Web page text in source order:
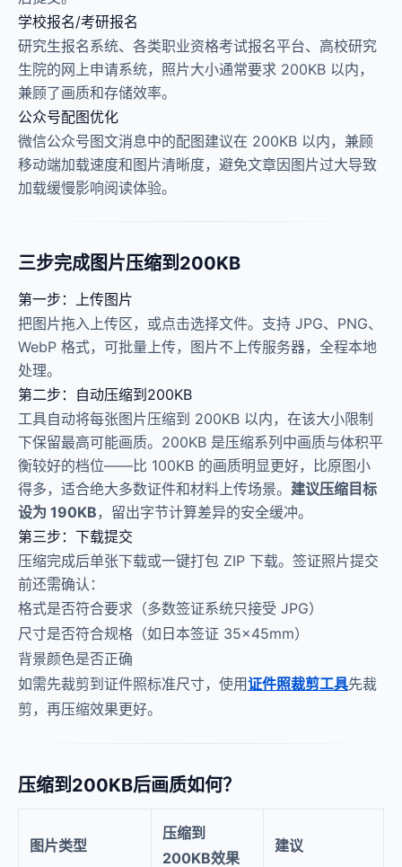
学校报名/考研报名
研究生报名系统、各类职业资格考试报名平台、高校研究
生院的网上申请系统，照片大小通常要求 200KB 以内，
兼顾了画质和存储效率。
公众号配图优化
微信公众号图文消息中的配图建议在 200KB 以内，兼顾
移动端加载速度和图片清晰度，避免文章因图片过大导致
加载缓慢影响阅读体验。
三步完成图片压缩到200KB
第一步：上传图片
把图片拖入上传区，或点击选择文件。支持 JPG、PNG、
WebP 格式，可批量上传，图片不上传服务器，全程本地
处理。
第二步：自动压缩到200KB
工具自动将每张图片压缩到 200KB 以内，在该大小限制
下保留最高可能画质。200KB 是压缩系列中画质与体积平
衡较好的档位——比 100KB 的画质明显更好，比原图小
得多，适合绝大多数证件和材料上传场景。 建议压缩目标
设为 190KB，留出字节计算差异的安全缓冲。
第三步：下载提交
压缩完成后单张下载或一键打包 ZIP 下载。签证照片提交
前还需确认：
格式是否符合要求（多数签证系统只接受 JPG）
尺寸是否符合规格（如日本签证 35×45mm）
背景颜色是否正确
如需先裁剪到证件照标准尺寸，使用证件照裁剪工具先裁
剪，再压缩效果更好。
压缩到200KB后画质如何？
图片类型
压缩到
200KB效果
建议